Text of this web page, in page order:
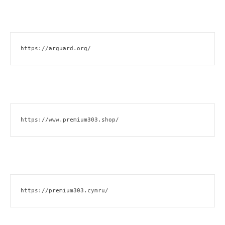
https://arguard.org/
https://www.premium303.shop/
https://premium303.cymru/